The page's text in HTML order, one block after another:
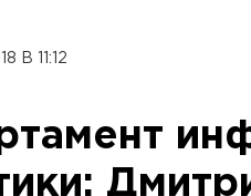
В 11:12